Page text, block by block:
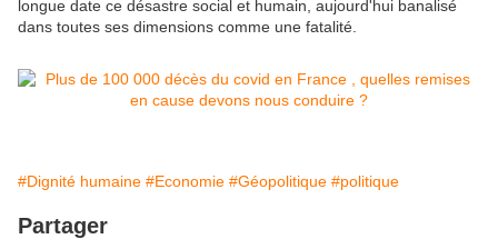
longue date ce désastre social et humain, aujourd'hui banalisé
dans toutes ses dimensions comme une fatalité.
#Dignité humaine #Economie #Géopolitique #politique
Partager